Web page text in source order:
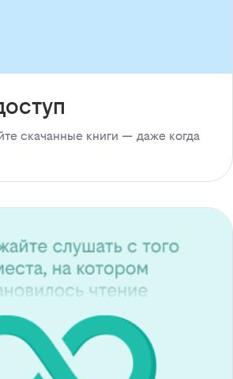
скачанные книги — даже когда